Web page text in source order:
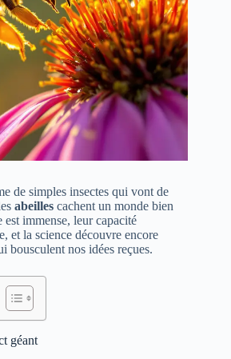
de simples insectes qui vont de
abeilles cachent un monde bien
immense, leur capacité
et la science découvre encore
bousculent nos idées reçues.
géant